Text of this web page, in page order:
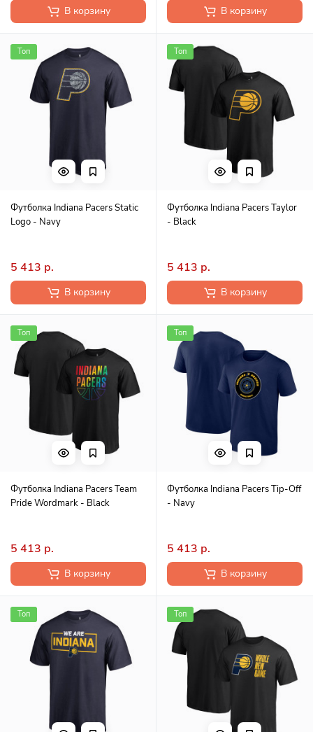
В корзину В корзину
Топ
Футболка Indiana Pacers Static
Logo - Navy
5 413 р.
В корзину
Топ
Футболка Indiana Pacers Taylor
- Black
5 413 р.
В корзину
Топ
Футболка Indiana Pacers Team
Pride Wordmark - Black
5 413 р.
В корзину
Топ
Футболка Indiana Pacers Tip-Off
- Navy
5 413 р.
В корзину
Топ Топ